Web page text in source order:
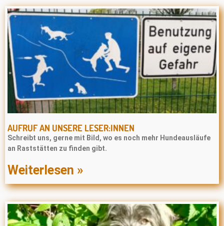
AUFRUF AN UNSERE LESER:INNEN
Schreibt uns, gerne mit Bild, wo es noch mehr Hundeausläufe
an Raststätten zu finden gibt.
Weiterlesen »